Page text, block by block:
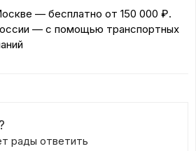
— бесплатно от 150 000 ₽.
— с помощью транспортных
рады ответить